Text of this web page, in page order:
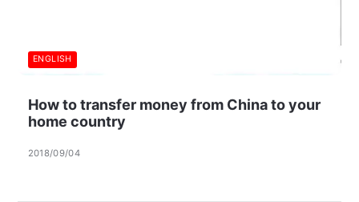
How to transfer money from China to your
home country
2018/09/04
ENGLISH